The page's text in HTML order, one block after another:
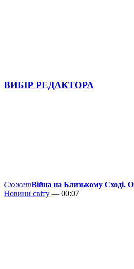
ВИБІР РЕДАКТОРА
СюжетВійна на Близькому Сході.
Новини світу — 00:07